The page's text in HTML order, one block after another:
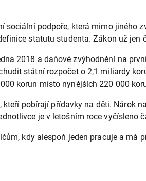
sociální podpoře, která mimo jiného
statutu studenta. Zákon už jen
2018 a daňové zvýhodnění na
státní rozpočet o 2,1 miliardy
korun místo nynějších 220 000
kteří pobírají přídavky na děti. Nárok
je v letošním roce vyčísleno
kdy alespoň jeden pracuje a